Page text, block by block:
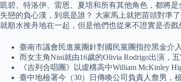
凱碧、特洛伊、雷恩、夏培和所有其他角色，都將
失戀的負心漢，到底是誰？ 大家馬上就把苗頭對準
就順水推舟地在一起，但是他們也從來不證實是否戲
臺南市議會民進黨團針對國民黨團指控黑金介
而女主角Nini就由16歲的Olivia Rodrigo出演，
《吉列合唱團》以虛構高中William McKinley
臺中地檢署今（30）日傳喚公司負責人詹男，